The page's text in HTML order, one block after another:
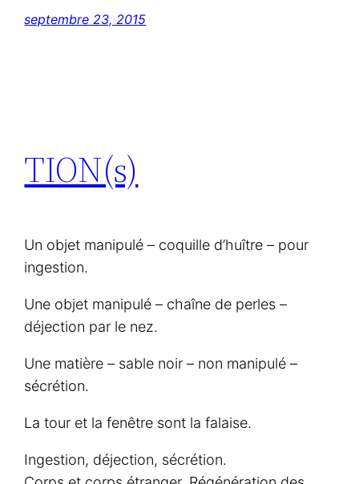
septembre 23, 2015
TION(s)
Un objet manipulé – coquille d’huître – pour
ingestion.
Une objet manipulé – chaîne de perles –
déjection par le nez.
Une matière – sable noir – non manipulé –
sécrétion.
La tour et la fenêtre sont la falaise.
Ingestion, déjection, sécrétion.